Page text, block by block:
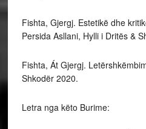
Fishta, Gjergj. Estetikë dhe
Persida Asllani, Hylli i Dritës &
Fishta, Át Gjergj.
Shkodër 2020.
Letra nga këto Burime: